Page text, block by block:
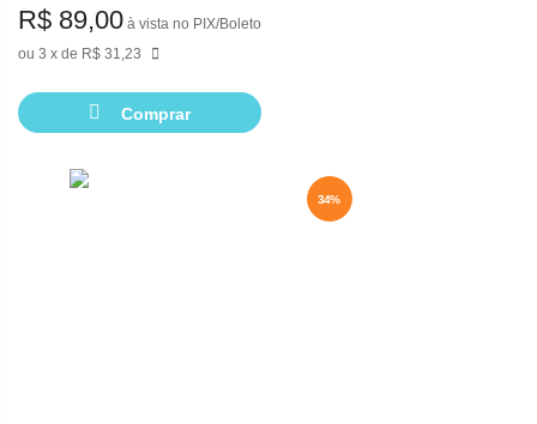
3 de R$ 31,23
R$ 89,00 à vista no PIX/Boleto
Comprar
34%
34%